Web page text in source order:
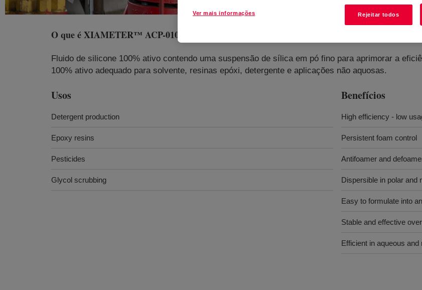
O que éXIAMETER™ ACP-0100 Antifoam Compound
Fluido de silicone 100% ativo contendo uma suspensão de sílica em pó fino para aprimorar a
100% ativo adequado para solvente, resinas epóxi, detergente e aplicações não aquosas.
Usos
Detergent production
Epoxy resins
Pesticides
Glycol scrubbing
Benefícios
High efficiency - low
Persistent foam control
Antifoamer and
Dispersible in polar and
Easy to formulate into
Stable and effective
Efficient in aqueous
Ver mais informações Rejeitar todos